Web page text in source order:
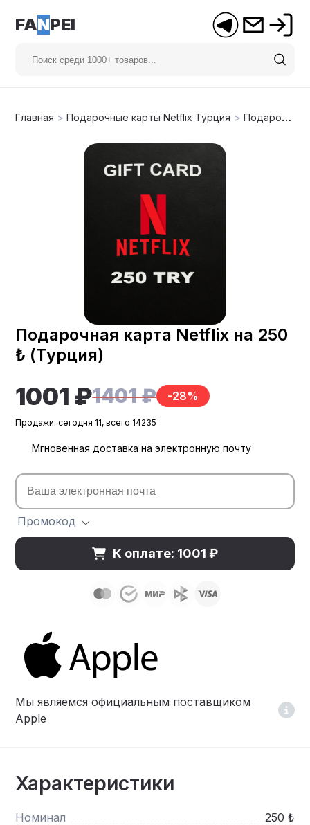
FANPEI
Главная >Подарочные карты Netflix Турция >Подарочная карта Netflix на 250 ₺ (Турция)
Подарочная карта Netflix на 250
₺ (Турция)
1001 ₽1401 ₽ -28%
Продажи: сегодня 11, всего 14235
Мгновенная доставка на электронную почту
Промокод
К оплате: 1001 ₽
Мы являемся официальным поставщиком
Apple
Характеристики
Номинал
250 ₺